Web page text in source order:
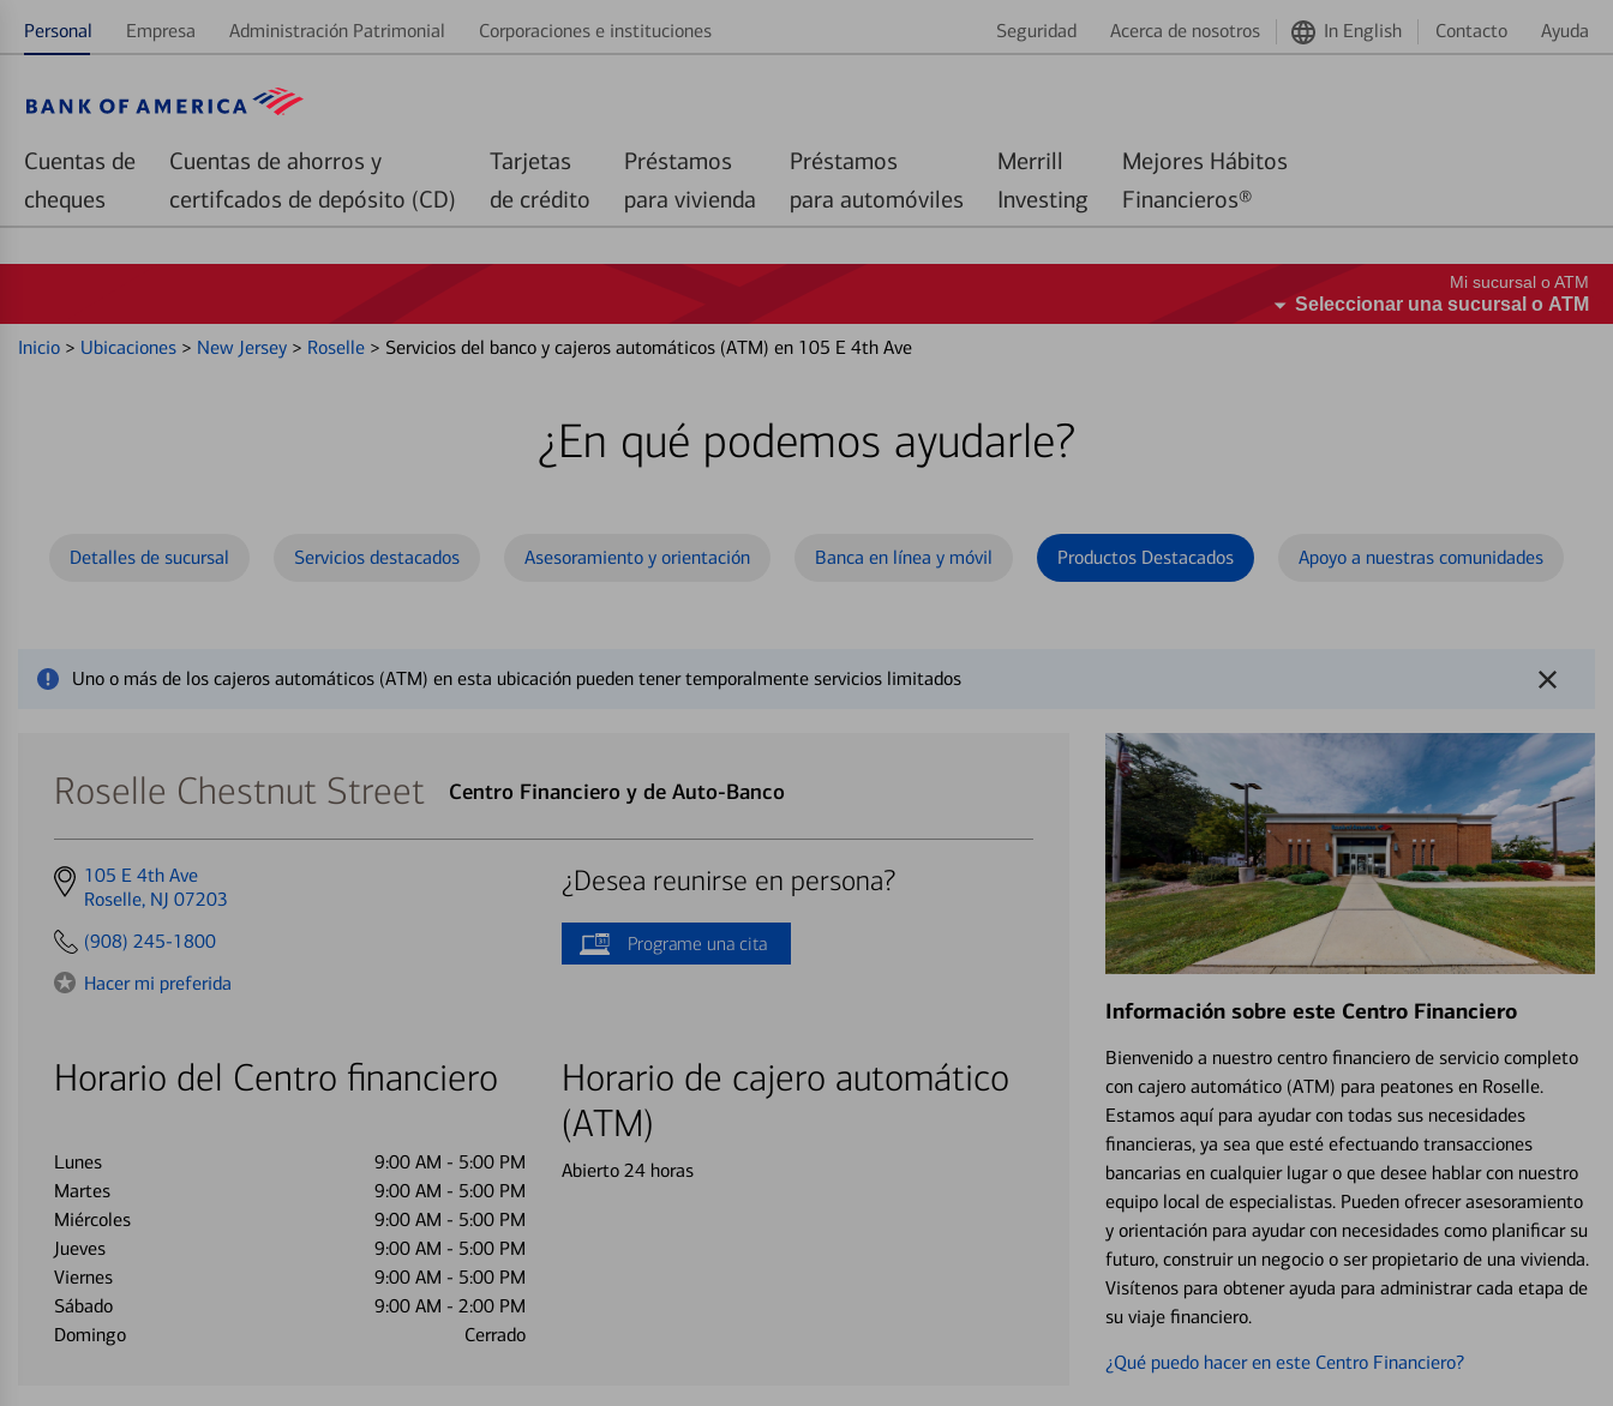
Personal Empresa Administración Patrimonial Corporaciones e instituciones Seguridad Acerca de nosotros In English Contacto Ayuda
Cuentas de
cheques
Cuentas de ahorros y
certifcados de depósito (CD)
Tarjetas
de crédito
Préstamos
para vivienda
Préstamos
para automóviles
Merrill
Investing
Mejores Hábitos
Financieros®
Mi sucursal o ATM
Seleccionar una sucursal o ATM
Inicio > Ubicaciones > New Jersey > Roselle > Servicios del banco y cajeros automáticos (ATM) en 105 E 4th Ave
¿En qué podemos ayudarle?
Detalles de sucursal Servicios destacados Asesoramiento y orientación Banca en línea y móvil Productos Destacados Apoyo a nuestras comunidades
Uno o más de los cajeros automáticos (ATM) en esta ubicación pueden tener temporalmente servicios limitados
Roselle Chestnut Street Centro Financiero y de Auto-Banco
Get
directions
105 E 4th Ave
Roselle, NJ 07203
(908) 245-1800
Hacer mi preferida
Horario del Centro financiero
Lunes 9:00 AM - 5:00 PM
Martes
9:00 AM - 5:00 PM
Miércoles
9:00 AM - 5:00 PM
Jueves
9:00 AM - 5:00 PM
Viernes
9:00 AM - 5:00 PM
Sábado
9:00 AM - 2:00 PM
Domingo
Cerrado
¿Desea reunirse en persona?
Programe una cita
Horario de cajero automático
(ATM)
Abierto 24 horas
Información sobre este Centro Financiero
Bienvenido a nuestro centro financiero de servicio completo
con cajero automático (ATM) para peatones en Roselle.
Estamos aquí para ayudar con todas sus necesidades
financieras, ya sea que esté efectuando transacciones
bancarias en cualquier lugar o que desee hablar con nuestro
equipo local de especialistas. Pueden ofrecer asesoramiento
y orientación para ayudar con necesidades como planificar su
futuro, construir un negocio o ser propietario de una vivienda.
Visítenos para obtener ayuda para administrar cada etapa de
su viaje financiero.
¿Qué puedo hacer en este Centro Financiero?